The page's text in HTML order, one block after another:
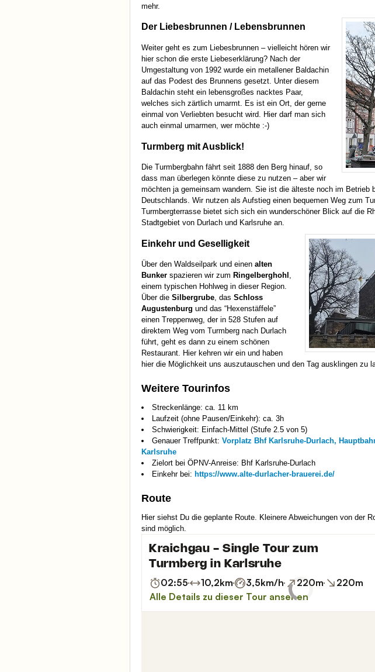
mehr.
Der Liebesbrunnen / Lebensbrunnen
Weiter geht es zum Liebesbrunnen – vielleicht hören wir
hier schon die erste Liebeserklärung? Nach der
Umgestaltung von 1992 wurde ein metallener Baldachin
auf das Podest des Brunnens gesetzt. Unter diesem
Baldachin steht ein lebensgroßes nacktes Paar,
welches sich zärtlich umarmt. Es ist ein Ort, der gerne
einmal von Verliebten besucht wird. Hier darf man sich
auch einmal umarmen, wer möchte :-)
Turmberg mit Ausblick!
Die Turmbergbahn fährt seit 1888 den Berg hinauf, so
dass man überlegen könnte diese zu nutzen – aber wir
möchten ja gemeinsam wandern. Sie ist die älteste noch im Betrieb
Deutschlands. Wir nutzen als Aufstieg einen bequemen Weg zum
Turmbergterrasse bietet sich sich ein wunderschöner Blick auf die
Stadtgebiet von Durlach und Karlsruhe an.
Einkehr und Geselligkeit
Über den Waldseilpark und einen alten
Bunker spazieren wir zum Ringelberghohl ,
einem typischen Hohlweg in dieser Region.
Über die Silbergrube, das Schloss
Augustenburg und das “Hexenstäffele”
einen Treppenweg, der in 528 Stufen auf
direktem Weg vom Turmberg nach Durlach
führt, geht es dann zu einem schönen
Restaurant. Hier kehren wir ein und haben
hier die Möglichkeit uns auszutauschen und den Tag ausklingen zu
Weitere Tourinfos
Streckenlänge: ca. 11 km
Laufzeit (ohne Pausen/Einkehr): ca. 3h
Schwierigkeit: Einfach-Mittel (Stufe 2.5 von 5)
Genauer Treffpunkt: Vorplatz Bhf Karlsruhe-Durlach,
Karlsruhe
Zielort bei ÖPNV-Anreise: Bhf Karlsruhe-Durlach
Einkehr bei: https://www.alte-durlacher-brauerei.de/
Route
Hier siehst Du die geplante Route. Kleinere Abweichungen von der
sind möglich.